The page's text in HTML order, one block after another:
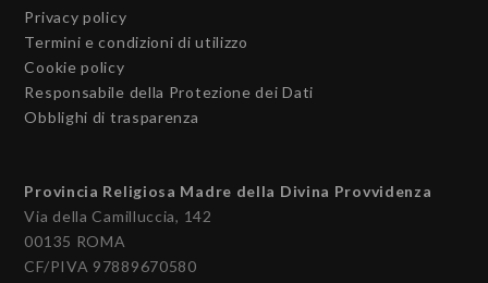
Privacy policy
Termini e condizioni di utilizzo
Cookie policy
Responsabile della Protezione dei Dati
Obblighi di trasparenza
Provincia Religiosa Madre della Divina Provvidenza
Via della Camilluccia, 142
00135 ROMA
CF/PIVA 97889670580